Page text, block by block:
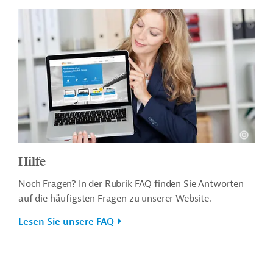
Hilfe
Noch Fragen? In der Rubrik FAQ finden Sie Antworten
auf die häufigsten Fragen zu unserer Website.
Lesen Sie unsere FAQ